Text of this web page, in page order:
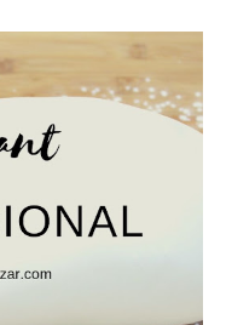
al salir del horno o
ser los bizcochuelos
cake, etc. Así tus
y mucho más
sabores, de
Aquí te comparto